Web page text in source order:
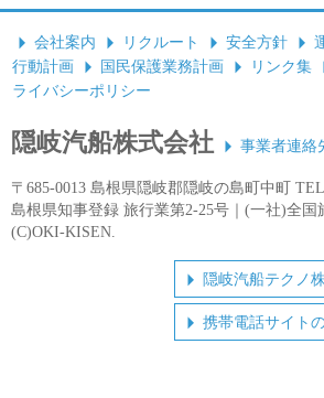
会社案内 リクルート 安全方針
行動計画
国民保護業務計画 リンク集
ライバシーポリシー
隠岐汽船株式会社 事業者連絡
〒685-0013 島根県隠岐郡隠岐の島町中町
島根県知事登録 旅行業第2-25号｜(一社)全国
(C)OKI-KISEN.
隠岐汽船テクノ
携帯電話サイト